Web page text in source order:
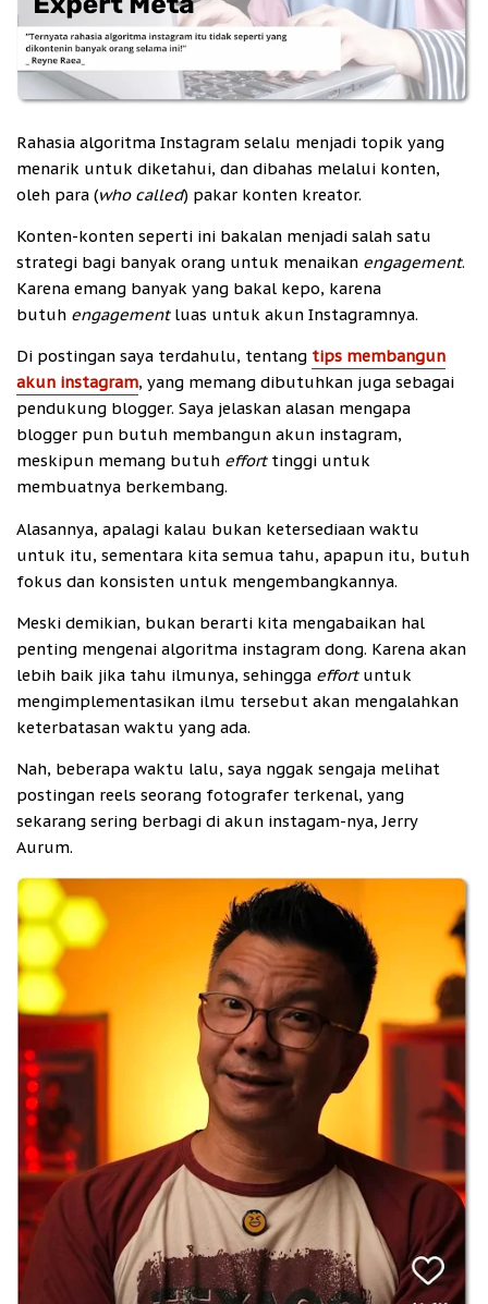
Rahasia algoritma Instagram selalu menjadi topik yang
menarik untuk diketahui, dan dibahas melalui konten,
oleh para (who called) pakar konten kreator.
Konten-konten seperti ini bakalan menjadi salah satu
strategi bagi banyak orang untuk menaikan engagement.
Karena emang banyak yang bakal kepo, karena
butuh engagement luas untuk akun Instagramnya.
Di postingan saya terdahulu, tentang tips membangun
akun instagram, yang memang dibutuhkan juga sebagai
pendukung blogger. Saya jelaskan alasan mengapa
blogger pun butuh membangun akun instagram,
meskipun memang butuh effort tinggi untuk
membuatnya berkembang.
Alasannya, apalagi kalau bukan ketersediaan waktu
untuk itu, sementara kita semua tahu, apapun itu, butuh
fokus dan konsisten untuk mengembangkannya.
Meski demikian, bukan berarti kita mengabaikan hal
penting mengenai algoritma instagram dong. Karena akan
lebih baik jika tahu ilmunya, sehingga effort untuk
mengimplementasikan ilmu tersebut akan mengalahkan
keterbatasan waktu yang ada.
Nah, beberapa waktu lalu, saya nggak sengaja melihat
postingan reels seorang fotografer terkenal, yang
sekarang sering berbagi di akun instagam-nya, Jerry
Aurum.